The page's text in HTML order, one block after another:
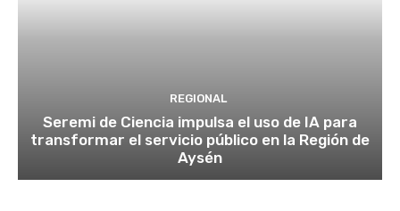
REGIONAL
Seremi de Ciencia impulsa el uso de IA para
transformar el servicio público en la Región de
Aysén